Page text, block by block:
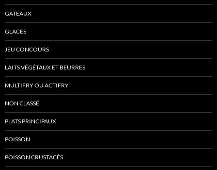
GATEAUX
GLACES
JEU CONCOURS
LAITS VÉGÉTAUX ET BEURRES
MULTIFRY OU ACTIFRY
NON CLASSÉ
PLATS PRINCIPAUX
POISSON
POISSON CRUSTACÉS